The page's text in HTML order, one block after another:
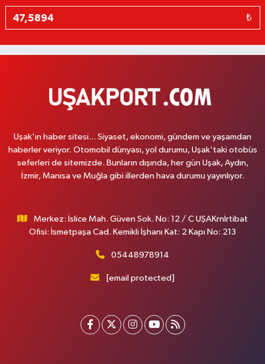
₺
Uşak'ın haber sitesi... Siyaset, ekonomi, gündem ve yaşamdan
haberler veriyor. Otomobil dünyası, yol durumu, Uşak'taki otobüs
seferleri de sitemizde. Bunların dışında, her gün Uşak, Aydın,
İzmir, Manisa ve Muğla gibi illerden hava durumu yayınlıyor.
Merkez: İslice Mah. Güven Sok. No: 12 / C UŞAKrnİrtibat
Ofisi: İsmetpaşa Cad. Kemikli İşhanı Kat: 2 Kapı No: 213
05448978914
[email protected]